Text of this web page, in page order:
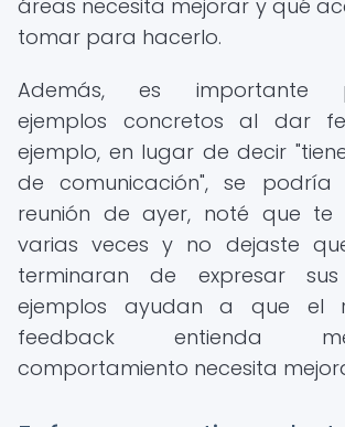
áreas necesita mejorar y qué
tomar para hacerlo.
Además, es importante
ejemplos concretos al dar
ejemplo, en lugar de decir
de comunicación", se
reunión de ayer, noté que te
varias veces y no dejaste
terminaran de expresar
ejemplos ayudan a que el
feedback entienda
comportamiento necesita